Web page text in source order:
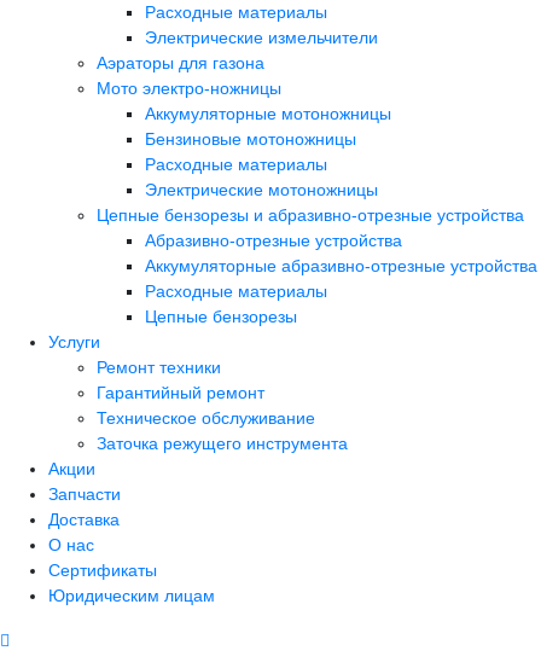
Расходные материалы
Электрические измельчители
Аэраторы для газона
Мото электро-ножницы
Аккумуляторные мотоножницы
Бензиновые мотоножницы
Расходные материалы
Электрические мотоножницы
Цепные бензорезы и абразивно-отрезные устройства
Абразивно-отрезные устройства
Аккумуляторные абразивно-отрезные устройства
Расходные материалы
Цепные бензорезы
Услуги
Ремонт техники
Гарантийный ремонт
Техническое обслуживание
Заточка режущего инструмента
Акции
Запчасти
Доставка
О нас
Сертификаты
Юридическим лицам